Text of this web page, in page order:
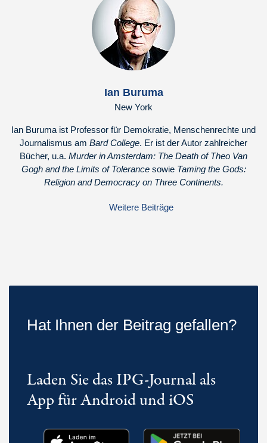
Ian Buruma
New York
Ian Buruma ist Professor für Demokratie, Menschenrechte und
Journalismus am Bard College. Er ist der Autor zahlreicher
Bücher, u.a. Murder in Amsterdam: The Death of Theo Van
Gogh and the Limits of Tolerance sowie Taming the Gods:
Religion and Democracy on Three Continents.
Weitere Beiträge
Hat Ihnen der Beitrag gefallen?
Laden Sie das IPG-Journal als
App für Android und iOS